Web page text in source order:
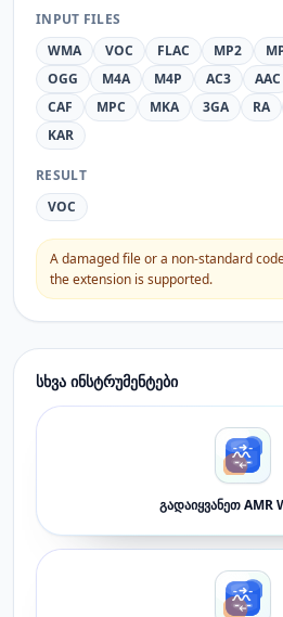
INPUT FILES
WMA
VOC FLAC MP2
OGG
M4A M4P AC3 AAC
CAF
MPC MKA 3GA RA
KAR
RESULT
VOC
A damaged file or a non-standard
the extension is supported.
სხვა ინსტრუმენტები
გადაიყვანეთ AMR